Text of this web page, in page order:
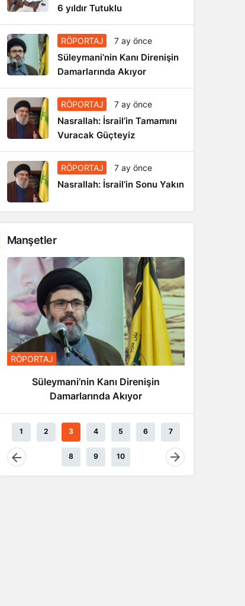
6 yıldır Tutuklu
RÖPORTAJ 7 ay önce
Süleymani’nin Kanı Direnişin
Damarlarında Akıyor
RÖPORTAJ 7 ay önce
Nasrallah: İsrail’in Tamamını
Vuracak Güçteyiz
RÖPORTAJ 7 ay önce
Nasrallah: İsrail’in Sonu Yakın
Manşetler
RÖPORTAJ
Süleymani’nin Kanı Direnişin
Damarlarında Akıyor
1 2 3 4 5 6 7
8 9 10